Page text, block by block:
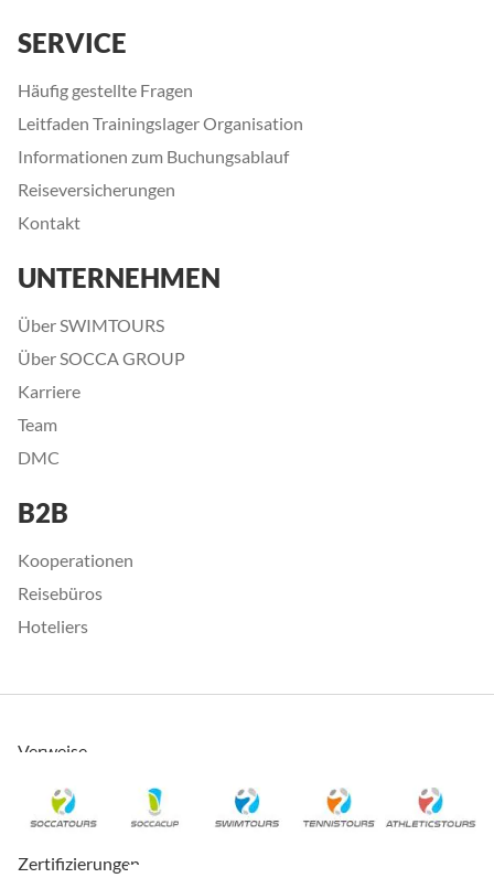
SERVICE
Häufig gestellte Fragen
Leitfaden Trainingslager Organisation
Informationen zum Buchungsablauf
Reiseversicherungen
Kontakt
UNTERNEHMEN
Über SWIMTOURS
Über SOCCA GROUP
Karriere
Team
DMC
B2B
Kooperationen
Reisebüros
Hoteliers
Verweise
Zertifizierungen